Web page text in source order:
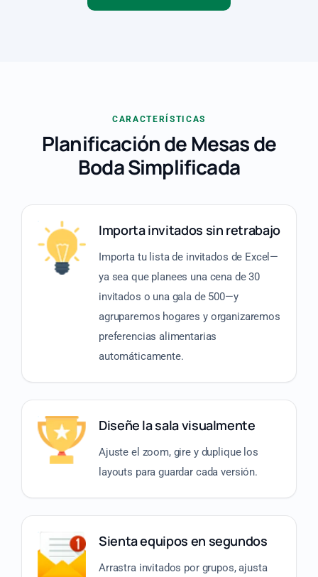
CARACTERÍSTICAS
Planificación de Mesas de
Boda Simplificada
Importa invitados sin retrabajo
Importa tu lista de invitados de Excel—
ya sea que planees una cena de 30
invitados o una gala de 500—y
agruparemos hogares y organizaremos
preferencias alimentarias
automáticamente.
Diseñe la sala visualmente
Ajuste el zoom, gire y duplique los
layouts para guardar cada versión.
Sienta equipos en segundos
Arrastra invitados por grupos, ajusta